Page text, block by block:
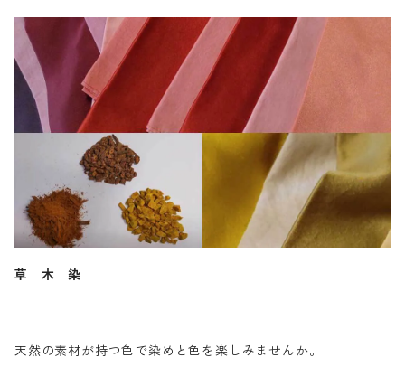
草 木 染
天然の素材が持つ色で染めと色を楽しみませんか。